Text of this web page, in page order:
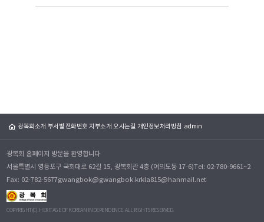
광복회소개 부서별 전화번호 지부소개 오시는길 개인정보처리방침 admin
광복회 홈페이지 방문을 환영합니다
서울특별시 영등포구 국회대로 62길 15, 광복회관 4층 (여의도동 17-6)Tel: 02-780-9661~2
Fax: 02-782-5677gwangbok@gwangbok.krkla815@hanmail.net
COPYRIGHT(C). HERITAGE OF KOREAN INDEPENDENCE. ALL RIGHTS RESERVED.